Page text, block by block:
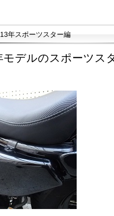
年スポーツスター編
モデルのスポーツス